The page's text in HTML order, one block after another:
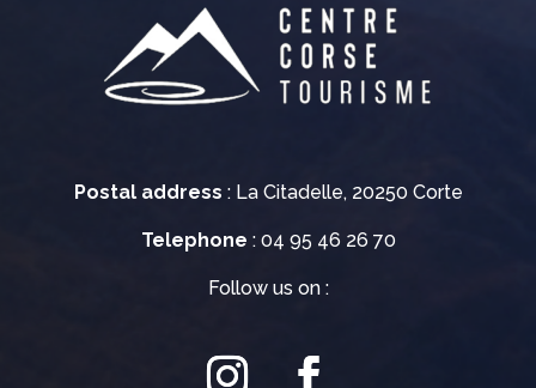
Postal address : La Citadelle, 20250 Corte
Telephone : 04 95 46 26 70
Follow us on :